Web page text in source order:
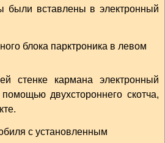
были вставлены в электронный
стенке кармана электронный
двухстороннего скотча,